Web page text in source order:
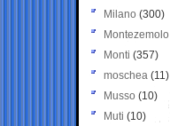
Milano (300)
Montezemolo
Monti (357)
moschea (11)
Musso (10)
Muti (10)